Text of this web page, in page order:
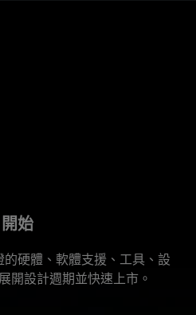
開始
硬體、軟體支援、工具、設
開設計週期並快速上市。